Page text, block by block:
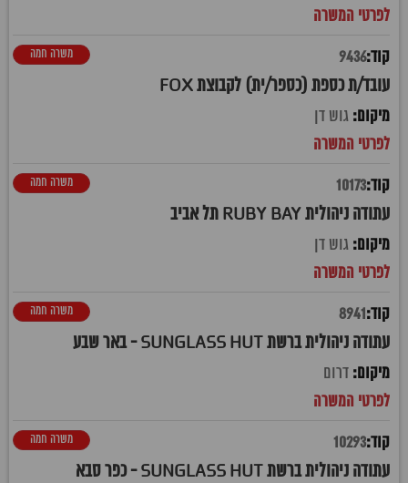
9436
עובד/ת כספת (כספר/ית) לקבוצת FOX
משרה חמה
גוש דן
10173
עתודה ניהולית RUBY BAY תל אביב
משרה חמה
גוש דן
8941
עתודה ניהולית ברשת SUNGLASS HUT - באר שבע
משרה חמה
דרום
10293
עתודה ניהולית ברשת SUNGLASS HUT - כפר סבא
משרה חמה